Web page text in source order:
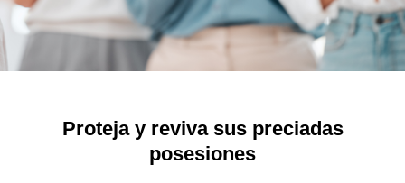
Proteja y reviva sus preciadas
posesiones